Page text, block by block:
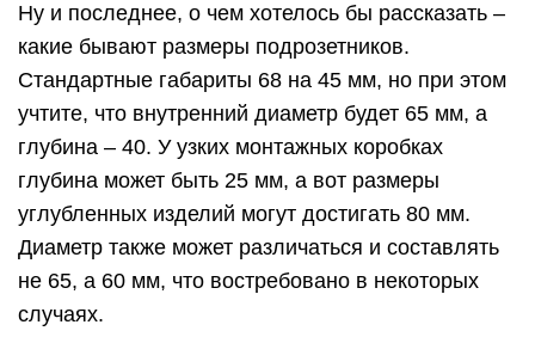
Ну и последнее, о чем хотелось бы рассказать –
какие бывают размеры подрозетников.
Стандартные габариты 68 на 45 мм, но при этом
учтите, что внутренний диаметр будет 65 мм, а
глубина – 40. У узких монтажных коробках
глубина может быть 25 мм, а вот размеры
углубленных изделий могут достигать 80 мм.
Диаметр также может различаться и составлять
не 65, а 60 мм, что востребовано в некоторых
случаях.